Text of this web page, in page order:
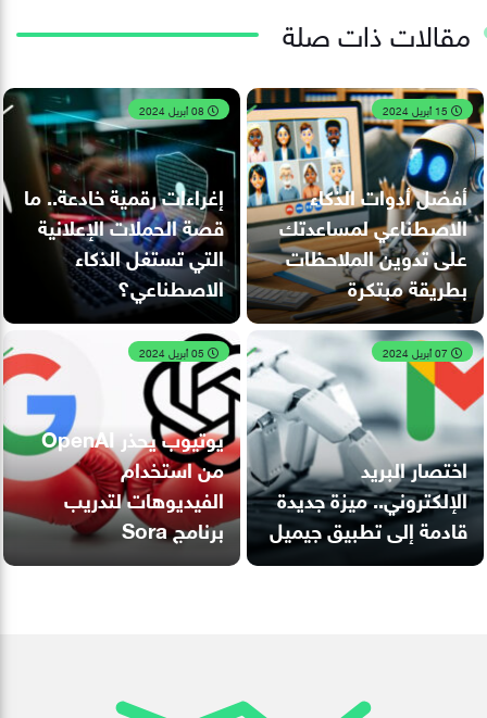
مقالات ذات صلة
أفضل أدوات الذكاء
الاصطناعي لمساعدتك
على تدوين الملاحظات
بطريقة مبتكرة
إغراءات رقمية خادعة.. ما
قصة الحملات الإعلانية
التي تستغل الذكاء
الاصطناعي؟
اختصار البريد
الإلكتروني.. ميزة جديدة
قادمة إلى تطبيق جيميل
يوتيوب يحذر OpenAI
من استخدام
الفيديوهات لتدريب
برنامج Sora